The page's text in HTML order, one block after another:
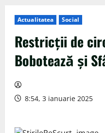
Actualitatea Social
Restricţii de
Bobotează şi
8:54, 3 ianuarie 2025